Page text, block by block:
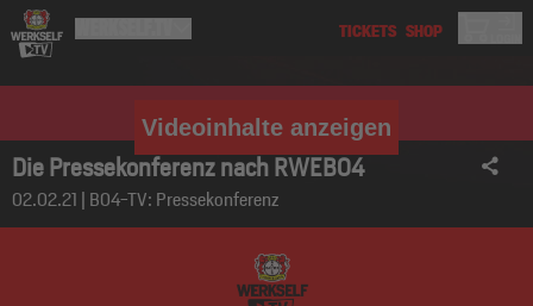
Videoinhalte anzeigen
Die Pressekonferenz nach RWEB04
02.02.21 | B04-TV: Pressekonferenz